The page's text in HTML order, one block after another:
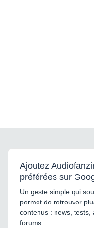
Ajoutez
préférées sur
Un geste simple qui
permet de retrouver
contenus : news, tests,
forums...